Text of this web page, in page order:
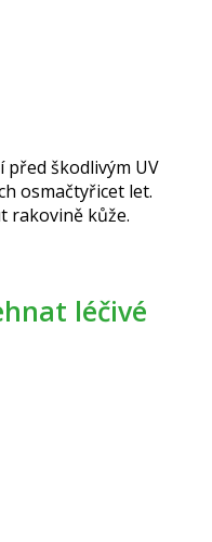
před škodlivým UV
osmačtyřicet let.
rakovině kůže.